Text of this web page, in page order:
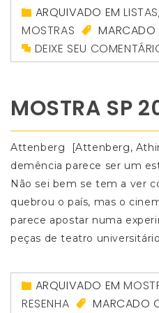
ARQUIVADO EMLISTAS
MOSTRAS
DEIXE SEU
MOSTRA SP
Attenberg [Attenberg,
demência parece ser um
Não sei bem se tem a ver
quebrou o país, mas o
parece apostar numa
peças de teatro
ARQUIVADO EM
RESENHA
MARCADO